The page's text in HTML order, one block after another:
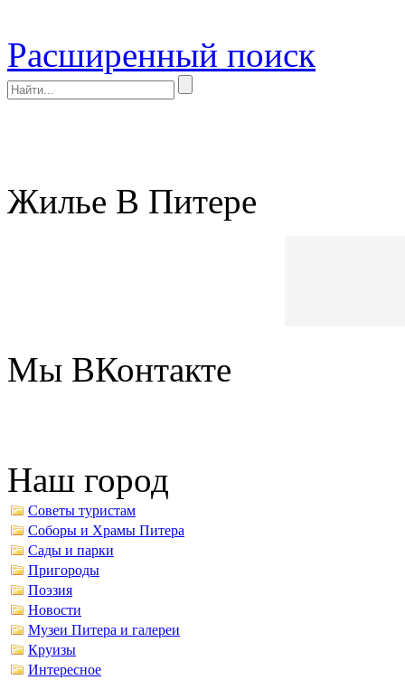
Расширенный поиск
Жилье В Питере
Мы ВКонтакте
Наш город
Советы туристам
Соборы и Храмы Питера
Сады и парки
Пригороды
Поэзия
Новости
Музеи Питера и галереи
Круизы
Интересное